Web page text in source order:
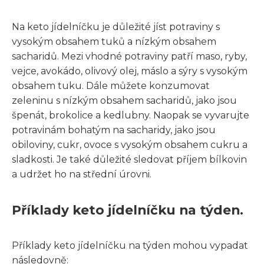
Na keto jídelníčku je důležité jíst potraviny s
vysokým obsahem tuků a nízkým obsahem
sacharidů. Mezi vhodné potraviny patří maso, ryby,
vejce, avokádo, olivový olej, máslo a sýry s vysokým
obsahem tuku. Dále můžete konzumovat
zeleninu s nízkým obsahem sacharidů, jako jsou
špenát, brokolice a kedlubny. Naopak se vyvarujte
potravinám bohatým na sacharidy, jako jsou
obiloviny, cukr, ovoce s vysokým obsahem cukru a
sladkosti. Je také důležité sledovat příjem bílkovin
a udržet ho na střední úrovni.
Příklady keto jídelníčku na týden.
Příklady keto jídelníčku na týden mohou vypadat
následovně: